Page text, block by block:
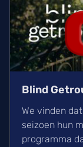
Blind
We vinden
seizoen hun
programma